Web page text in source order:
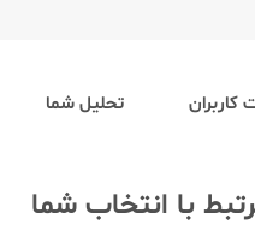
کاربران تحلیل شما
با انتخاب شما